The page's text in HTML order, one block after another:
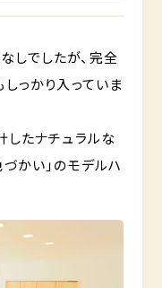
でしたが、完全
っかり入っていま
したナチュラルな
かい」のモデルハ